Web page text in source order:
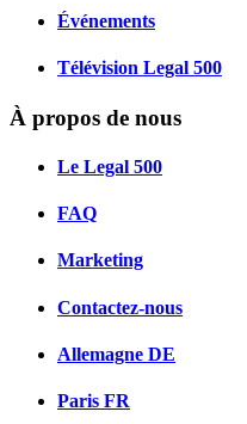
Événements
Télévision Legal 500
À propos de nous
Le Legal 500
FAQ
Marketing
Contactez-nous
Allemagne DE
Paris FR